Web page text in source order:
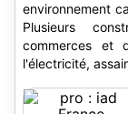
environnement
Plusieurs
commerces et
l'électricité,